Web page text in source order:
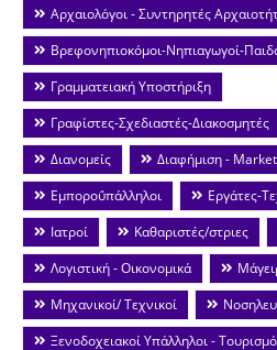
Αρχαιολόγοι - Συντηρητές
Βρεφονηπιοκόμοι-Νηπιαγωγοί-
Γραμματειακή Υποστήριξη
Γραφίστες-Σχεδιαστές-Διακοσμητές
Διανομείς
Διαφήμιση -
Εμποροΰπάλληλοι
Εργάτες-
Ιατροί
Καθαριστές/στριες
Λογιστική - Οικονομικά
Μηχανικοί/ Τεχνικοί
Ξενοδοχειακοί Υπάλληλοι -